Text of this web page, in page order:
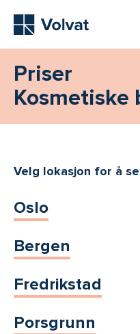
Priser
Kosmetiske
Velg lokasjon for å
Oslo
Bergen
Fredrikstad
Porsgrunn